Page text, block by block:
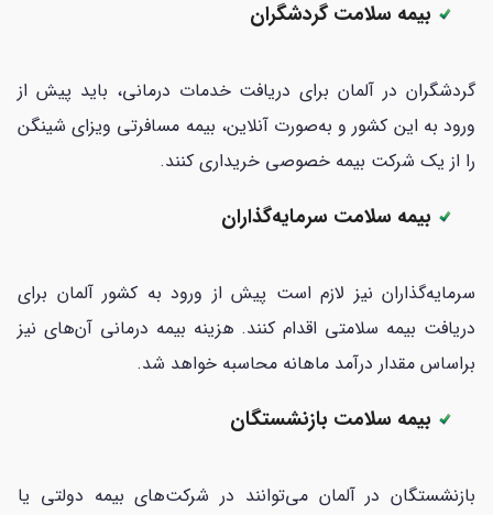
بیمه سلامت گردشگران
گردشگران در آلمان برای دریافت خدمات درمانی، باید پیش از
ورود به این کشور و به‌صورت آنلاین، بیمه مسافرتی ویزای شینگن
را از یک شرکت بیمه خصوصی خریداری کنند.
بیمه سلامت سرمایه‌گذاران
سرمایه‌گذاران نیز لازم است پیش از ورود به کشور آلمان برای
دریافت بیمه سلامتی اقدام کنند. هزینه بیمه درمانی آن‌های نیز
براساس مقدار درآمد ماهانه محاسبه خواهد شد.
بیمه سلامت بازنشستگان
بازنشستگان در آلمان می‌توانند در شرکت‌های بیمه دولتی یا